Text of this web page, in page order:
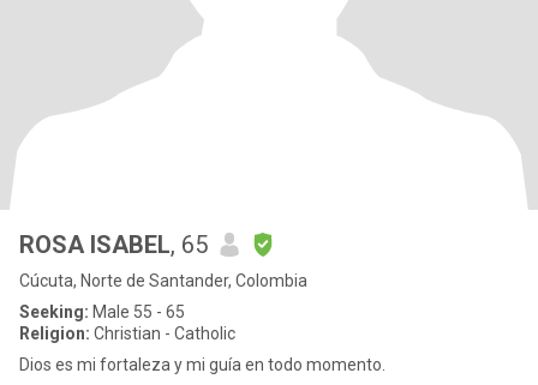
ROSA ISABEL, 65
Cúcuta, Norte de Santander, Colombia
Seeking: Male 55 - 65
Religion: Christian - Catholic
Dios es mi fortaleza y mi guía en todo momento.